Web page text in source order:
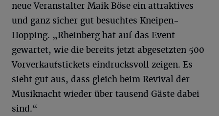
neue Veranstalter Maik Böse ein attraktives
und ganz sicher gut besuchtes Kneipen-
Hopping. „Rheinberg hat auf das Event
gewartet, wie die bereits jetzt abgesetzten 500
Vorverkaufstickets eindrucksvoll zeigen. Es
sieht gut aus, dass gleich beim Revival der
Musiknacht wieder über tausend Gäste dabei
sind.“